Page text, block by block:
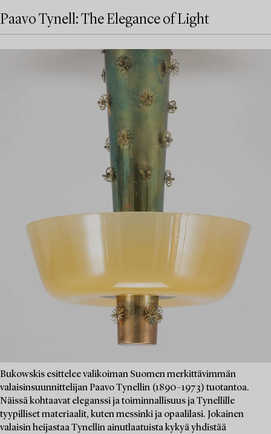
Paavo Tynell: The Elegance of Light
Bukowskis esittelee valikoiman Suomen merkittävimmän
valaisinsuunnittelijan Paavo Tynellin (1890–1973) tuotantoa.
Näissä kohtaavat eleganssi ja toiminnallisuus ja Tynellille
tyypilliset materiaalit, kuten messinki ja opaalilasi. Jokainen
valaisin heijastaa Tynellin ainutlaatuista kykyä yhdistää